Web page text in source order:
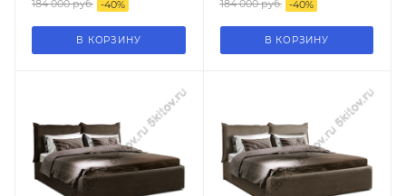
184 000руб. -40%
В КОРЗИНУ
184 000руб. -40%
В КОРЗИНУ